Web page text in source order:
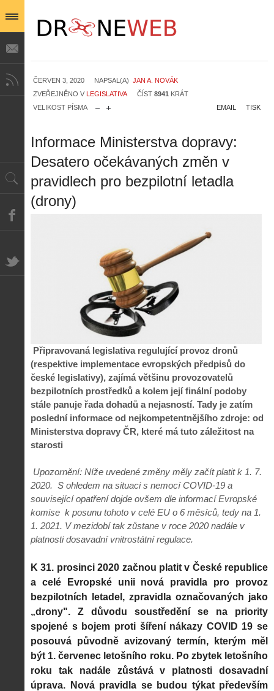
ČERVEN 3, 2020 NAPSAL(A) JAN A. NOVÁK
ZVEŘEJNĚNO V LEGISLATIVA ČÍST 8941 KRÁT
VELIKOST PÍSMA
TISK
EMAIL
Informace Ministerstva dopravy:
Desatero očekávaných změn v
pravidlech pro bezpilotní letadla
(drony)
Připravovaná legislativa regulující provoz dronů
(respektive implementace evropských předpisů do
české legislativy), zajímá většinu provozovatelů
bezpilotních prostředků a kolem její finální podoby
stále panuje řada dohadů a nejasností. Tady je zatím
poslední informace od nejkompetentnějšího zdroje: od
Ministerstva dopravy ČR, které má tuto záležitost na
starosti
Upozornění: Níže uvedené změny měly začít platit k 1. 7.
2020. S ohledem na situaci s nemocí COVID-19 a
související opatření dojde ovšem dle informací Evropské
komise k posunu tohoto v celé EU o 6 měsíců, tedy na 1.
1. 2021. V mezidobí tak zůstane v roce 2020 nadále v
platnosti dosavadní vnitrostátní regulace.
K 31. prosinci 2020 začnou platit v České republice
a celé Evropské unii nová pravidla pro provoz
bezpilotních letadel, zpravidla označovaných jako
„drony". Z důvodu soustředění se na priority
spojené s bojem proti šíření nákazy COVID 19 se
posouvá původně avizovaný termín, kterým měl
být 1. červenec letošního roku. Po zbytek letošního
roku tak nadále zůstává v platnosti dosavadní
úprava. Nová pravidla se budou týkat především